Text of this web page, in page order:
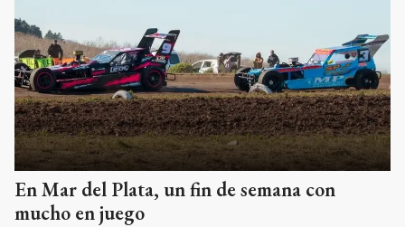
En Mar del Plata, un fin de semana con
mucho en juego